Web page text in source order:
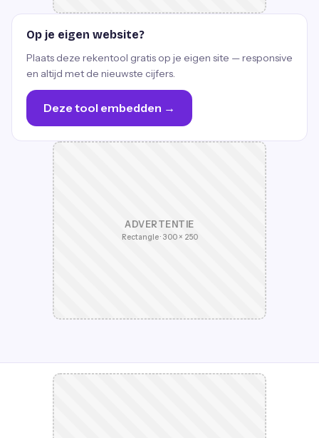
Op je eigen website?
Plaats deze rekentool gratis op je eigen site — responsive
en altijd met de nieuwste cijfers.
Deze tool embedden →
ADVERTENTIE
Rectangle · 300 × 250